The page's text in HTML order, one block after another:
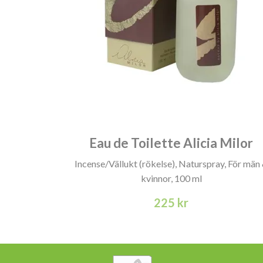
Eau de Toilette Alicia Milor
Incense/Vällukt (rökelse), Naturspray, För män
kvinnor, 100 ml
225 kr